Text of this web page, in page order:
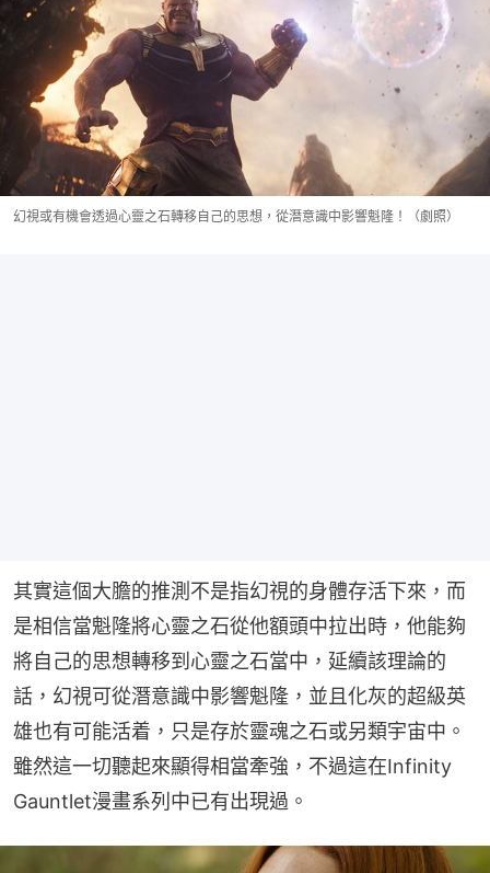
幻視或有機會透過心靈之石轉移自己的思想，從潛意識中影響魁隆！（劇照）
其實這個大膽的推測不是指幻視的身體存活下來，而
是相信當魁隆將心靈之石從他額頭中拉出時，他能夠
將自己的思想轉移到心靈之石當中，延續該理論的
話，幻視可從潛意識中影響魁隆，並且化灰的超級英
雄也有可能活着，只是存於靈魂之石或另類宇宙中。
雖然這一切聽起來顯得相當牽強，不過這在Infinity
Gauntlet漫畫系列中已有出現過。